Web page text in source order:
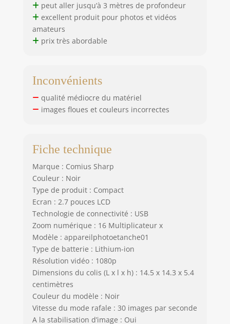
𝗖𝗼𝗺𝗽𝗮𝗴𝗻𝗼𝗻
𝗦𝗼𝘂𝘀-𝗺𝗮𝗿𝗶𝗻
prise de vue en
continu pour
infaillible convient
scénarios, tels que
la natation, la
plongée avec tuba,
les jeux de plage,
l'eau, etc. C'est le
peut aller jusqu’à 3 mètres de profondeur
excellent produit pour photos et vidéos
amateurs
prix très abordable
Inconvénients
qualité médiocre du matériel
images floues et couleurs incorrectes
Fiche technique
Marque : Comius Sharp
Couleur : Noir
Type de produit : Compact
Ecran : 2.7 pouces LCD
Technologie de connectivité : USB
Zoom numérique : 16 Multiplicateur x
Modèle : appareilphotoetanche01
Type de batterie : Lithium-ion
Résolution vidéo : 1080p
Dimensions du colis (L x l x h) : 14.5 x 14.3 x 5.4
centimètres
Couleur du modèle : Noir
Vitesse du mode rafale : 30 images par seconde
A la stabilisation d’image : Oui